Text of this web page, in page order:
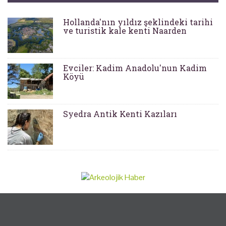
Hollanda'nın yıldız şeklindeki tarihi
ve turistik kale kenti Naarden
Evciler: Kadim Anadolu'nun Kadim
Köyü
Syedra Antik Kenti Kazıları